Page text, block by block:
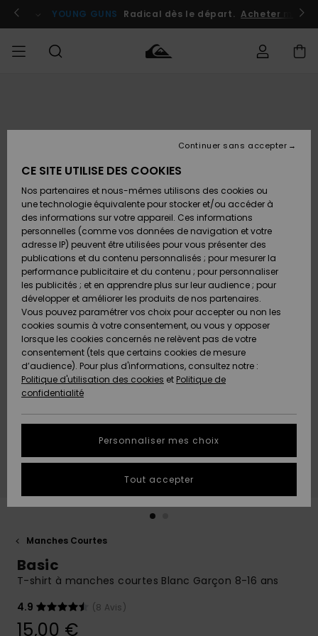
l'information
le
Se connecter / s'inscrire
YOUNG GUNS Radical dès le départ. Acheter
Chaussures
& Tongs
Surf
Snow
Nouveautés
A
Découvrir
Chaussures
& Tongs
Surf
Snow
Nouveautés
A
Découvrir
FEMME
A
Découvrir
Snow
SURF
Surf
Shop
Enfant
Highlights
Communauté
SNOW
Snow
Shop
Enfant
Snow
Shop
Femme
A
Découvrir
Communauté
OUTLET
Enfant
Outlet
Femme
AIDE &
CONTACT
Retours
Paiement
Carte
Cadeau
Quiksilver
Freedom
Protection
des
tailles
conversation
obtenir la
à votre
Démarrer
MAGASINS
QUIKSILVER
Manches Courtes
Basic
T-shirt à manches courtes Blanc Garçon 8-16 ans
4.9
(8 Avis)
15,00 €
CE SITE UTILISE DES COOKIES
Nos partenaires et nous-mêmes utilisons des cookies ou
une technologie équivalente pour stocker et/ou accéder à
des informations sur votre appareil. Ces informations
personnelles (comme vos données de navigation et votre
adresse IP) peuvent être utilisées pour vous présenter des
publications et du contenu personnalisés ; pour mesurer la
performance publicitaire et du contenu ; pour personnaliser
les publicités ; et en apprendre plus sur leur audience ; pour
développer et améliorer les produits de nos partenaires.
Vous pouvez paramétrer vos choix pour accepter ou non les
cookies soumis à votre consentement, ou vous y opposer
lorsque les cookies concernés ne relèvent pas de votre
consentement (tels que certains cookies de mesure
d’audience). Pour plus d'informations, consultez notre :
Politique d'utilisation des cookies et Politique de
confidentialité
Personnaliser mes choix
Continuer sans accepter
Tout accepter